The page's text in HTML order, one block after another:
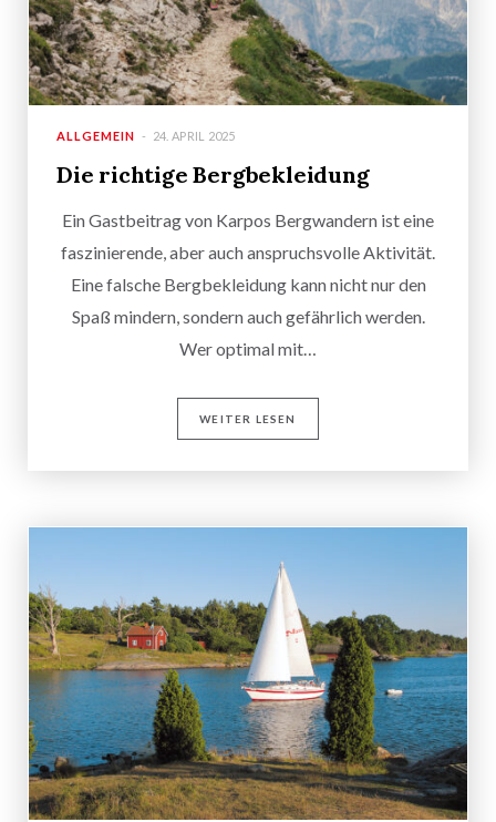
ALLGEMEIN 24. APRIL 2025
Die richtige Bergbekleidung
Ein Gastbeitrag von Karpos Bergwandern ist eine
faszinierende, aber auch anspruchsvolle Aktivität.
Eine falsche Bergbekleidung kann nicht nur den
Spaß mindern, sondern auch gefährlich werden.
Wer optimal mit…
WEITER LESEN